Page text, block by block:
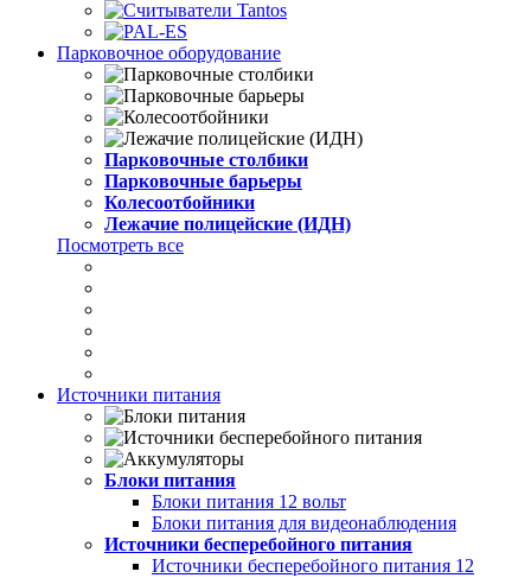
Парковочное оборудование
Парковочные столбики
Парковочные барьеры
Колесоотбойники
Лежачие полицейские (ИДН)
Посмотреть все
Источники питания
Блоки питания
Блоки питания 12 вольт
Блоки питания для видеонаблюдения
Источники бесперебойного питания
Источники бесперебойного питания 12